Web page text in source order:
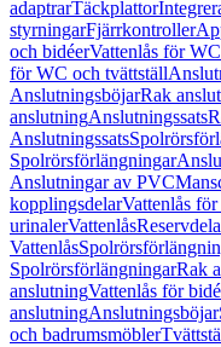
adaptrarTäckplattor
styrningarFjärrkontroller
och bidéerVattenlås för
för WC och tvättställ
AnslutningsböjarRak
anslutningAnslutningssats
Anslutningssats
Spolrörsförlängningar
Anslutningar av PVC
kopplingsdelarVattenlås
urinalerVattenlås
Vattenlås
SpolrörsförlängningarRak
anslutningVattenlås för
anslutningAnslutningsböjar
och badrumsmöbler